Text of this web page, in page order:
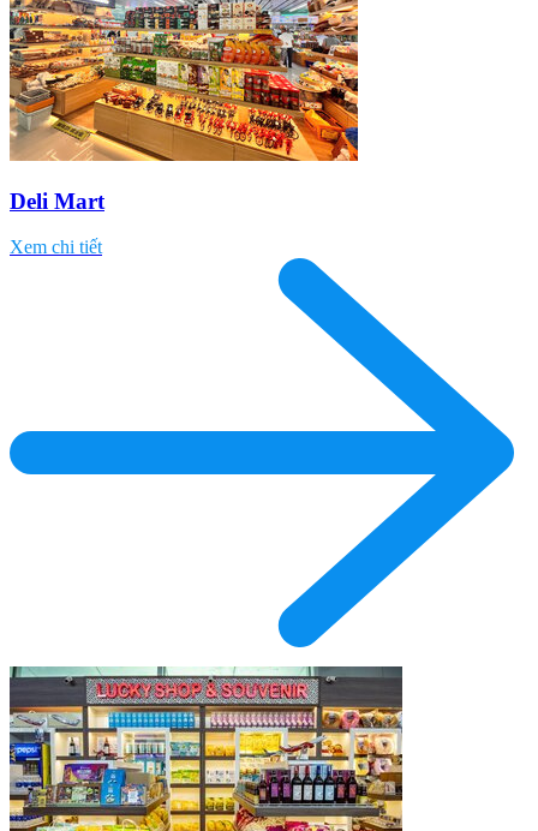
Deli Mart
Xem chi tiết